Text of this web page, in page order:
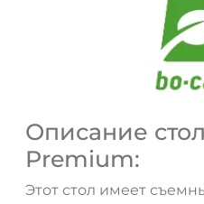
Описание
Premium:
Этот стол имеет